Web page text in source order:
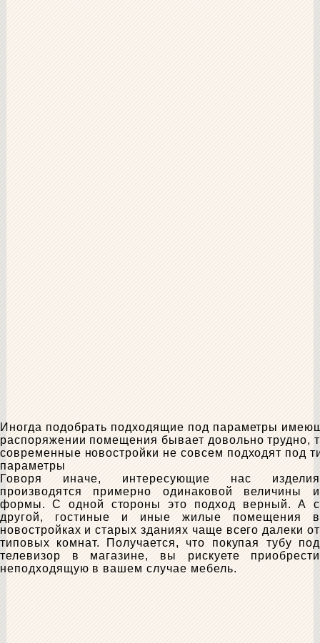
Иногда подобрать подходящие под параметры
распоряжении помещения бывает довольно трудно,
современные новостройки не совсем подходят под
параметры
Говоря иначе, интересующие нас изделия
производятся примерно одинаковой величины и
формы. С одной стороны это подход верный. А с
другой, гостиные и иные жилые помещения в
новостройках и старых зданиях чаще всего далеки от
типовых комнат. Получается, что покупая тубу под
телевизор в магазине, вы рискуете приобрести
неподходящую в вашем случае мебель.